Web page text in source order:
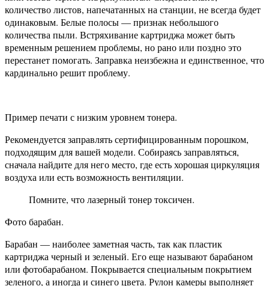
количество листов, напечатанных на станции, не всегда будет
одинаковым. Белые полосы — признак небольшого
количества пыли. Встряхивание картриджа может быть
временным решением проблемы, но рано или поздно это
перестанет помогать. Заправка неизбежна и единственное, что
кардинально решит проблему.
Пример печати с низким уровнем тонера.
Рекомендуется заправлять сертифицированным порошком,
подходящим для вашей модели. Собираясь заправляться,
сначала найдите для него место, где есть хорошая циркуляция
воздуха или есть возможность вентиляции.
Помните, что лазерный тонер токсичен.
Фото барабан.
Барабан — наиболее заметная часть, так как пластик
картриджа черный и зеленый. Его еще называют барабаном
или фотобарабаном. Покрывается специальным покрытием
зеленого, а иногда и синего цвета. Рулон камеры выполняет